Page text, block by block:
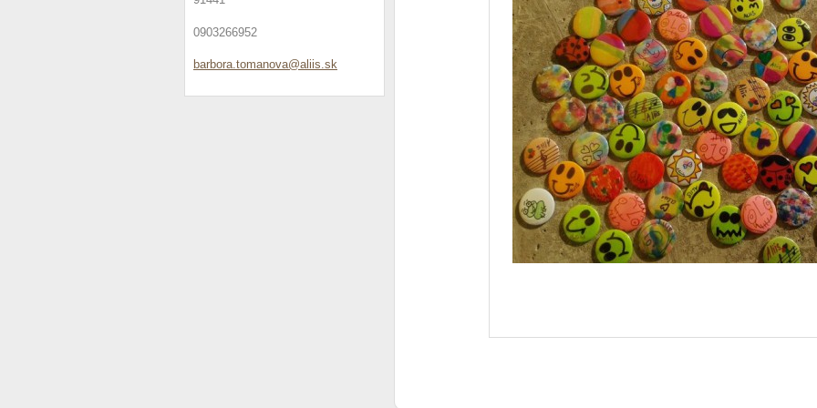
0903266952
barbora. tomanova@aliis.s k